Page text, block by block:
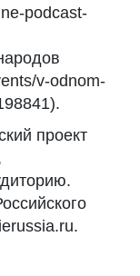
podcast-
v-odnom-
проект